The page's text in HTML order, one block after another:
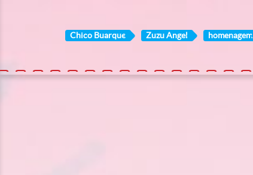
Chico Buarque Zuzu Angel homenagem